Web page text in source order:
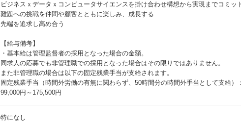
ビジネスｘデータｘコンピュータサイエンスを掛け合わせ構想から実現までコミッ
難題への挑戦を仲間や顧客とともに楽しみ、成長する
先端を追求し高め合う
【給与備考】
・基本給は管理監督者の採用となった場合の金額。
同求人の応募でも非管理職での採用となった場合はその限りではありません。
また非管理職の場合は以下の固定残業手当が支給されます。
固定残業手当（時間外労働の有無に関わらず、50時間分の時間外手当として支給）：
99,000円～175,500円
特になし